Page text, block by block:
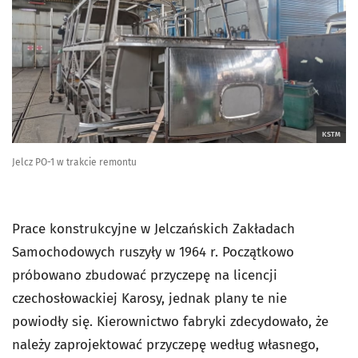
KSTM
Jelcz PO-1 w trakcie remontu
Prace konstrukcyjne w Jelczańskich Zakładach
Samochodowych ruszyły w 1964 r. Początkowo
próbowano zbudować przyczepę na licencji
czechosłowackiej Karosy, jednak plany te nie
powiodły się. Kierownictwo fabryki zdecydowało, że
należy zaprojektować przyczepę według własnego,